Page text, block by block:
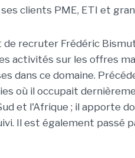
clients PME, ETI et
recruter Frédéric
activités sur les offres
dans ce domaine.
où il occupait
et l'Afrique ; il apporte
Il est également passé